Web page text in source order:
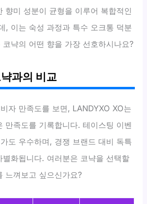
향미 성분이 균형을 이루어 복합적인
, 이는 숙성 과정과 특수 오크통 덕분
냑의 어떤 향을 가장 선호하시나요?
과의 비교
자 만족도를 보면, LANDYXO XO는
만족도를 기록합니다. 테이스팅 이벤
도 우수하며, 경쟁 브랜드 대비 독특
별화됩니다. 여러분은 코냑을 선택할
느껴보고 싶으신가요?